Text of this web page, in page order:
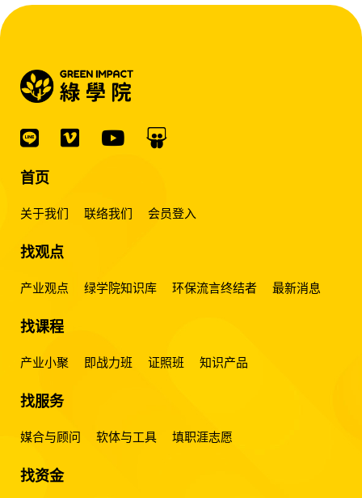
首页
关于我们 联络我们 会员登入
找观点
产业观点 绿学院知识库 环保流言终结者 最新消息
找课程
产业小聚 即战力班 证照班 知识产品
找服务
媒合与顾问 软体与工具 填职涯志愿
找资金